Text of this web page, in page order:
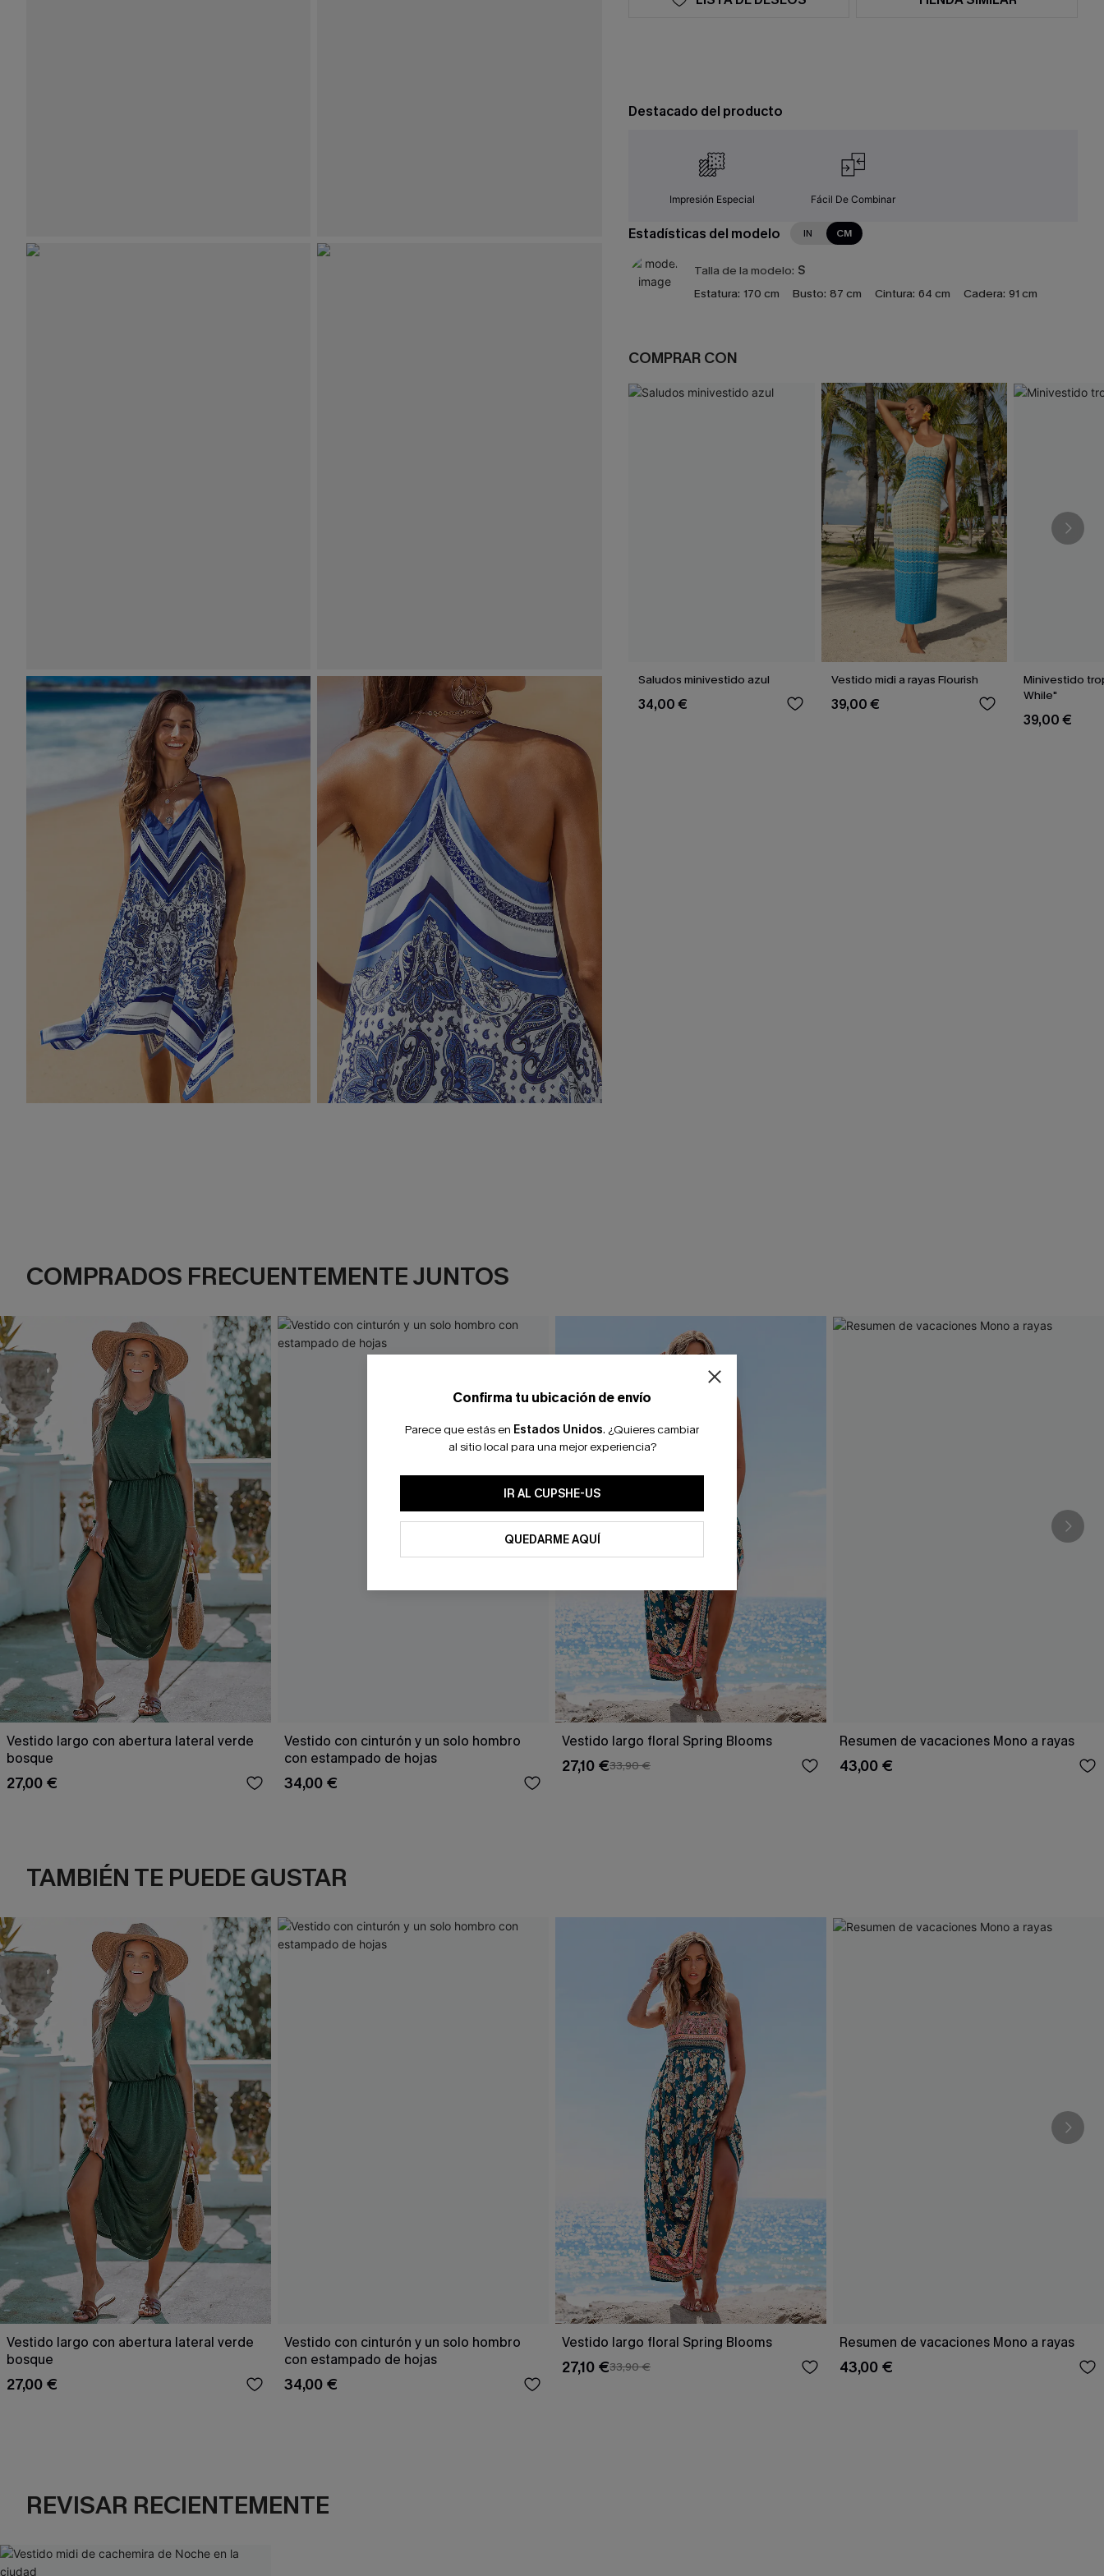
Destacado del producto
Impresión Especial Fácil De Combinar
Estadísticas del modelo IN CM
Talla de la modelo: S
Estatura: 170 cm Busto: 87 cm Cintura: 64 cm Cadera: 91 cm
COMPRAR CON
Saludos minivestido azul
34,00 €
Vestido midi a rayas Flourish
39,00 €
Minivestido
While"
39,00 €
COMPRADOS FRECUENTEMENTE JUNTOS
Vestido largo con abertura lateral verde
bosque
27,00 €
Vestido con cinturón y un solo hombro
con estampado de hojas
34,00 €
Vestido largo floral Spring Blooms
27,10 €33,90 €
Resumen de vacaciones Mono a rayas
43,00 €
TAMBIÉN TE PUEDE GUSTAR
Vestido largo con abertura lateral verde
bosque
27,00 €
Vestido con cinturón y un solo hombro
con estampado de hojas
34,00 €
Vestido largo floral Spring Blooms
27,10 €33,90 €
Resumen de vacaciones Mono a rayas
43,00 €
REVISAR RECIENTEMENTE
Confirma tu ubicación de envío
Parece que estás en Estados Unidos. ¿Quieres cambiar
al sitio local para una mejor experiencia?
IR AL CUPSHE-US
QUEDARME AQUÍ